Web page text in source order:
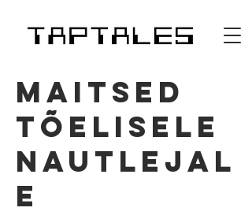
MAITSED
TÕELISELE
NAUTLEJAL
E